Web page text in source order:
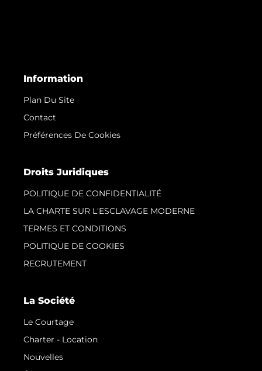
Information
Plan Du Site
Contact
Préférences De Cookies
Droits Juridiques
POLITIQUE DE CONFIDENTIALITÉ
LA CHARTE SUR L'ESCLAVAGE MODERNE
TERMES ET CONDITIONS
POLITIQUE DE COOKIES
RECRUTEMENT
La Société
Le Courtage
Charter - Location
Nouvelles